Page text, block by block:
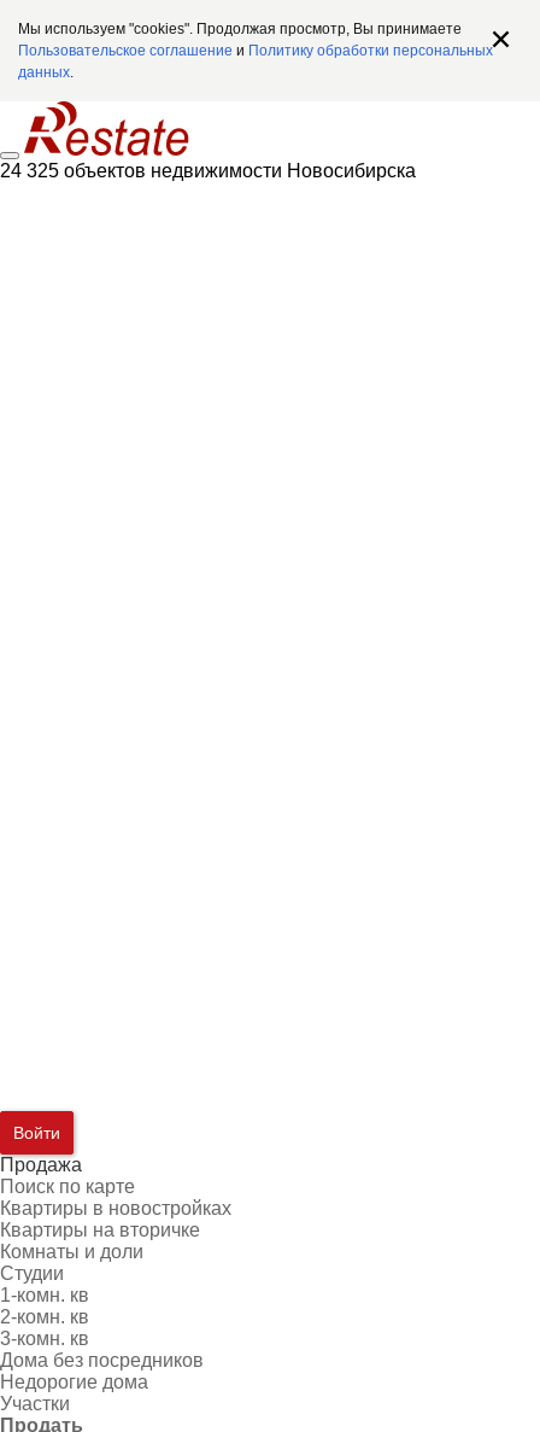
Мы используем "cookies". Продолжая просмотр, Вы принимаете
Пользовательское соглашение и Политику обработки персональных
данных.
24 325 объектов недвижимости Новосибирска
Войти
Продажа
Поиск по карте
Квартиры в новостройках
Квартиры на вторичке
Комнаты и доли
Студии
1-комн. кв
2-комн. кв
3-комн. кв
Дома без посредников
Недорогие дома
Участки
Продать